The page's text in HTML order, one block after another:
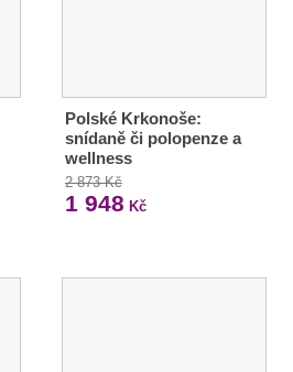
Polské Krkonoše:
snídaně či polopenze a
wellness
2 873 Kč
1 948 Kč